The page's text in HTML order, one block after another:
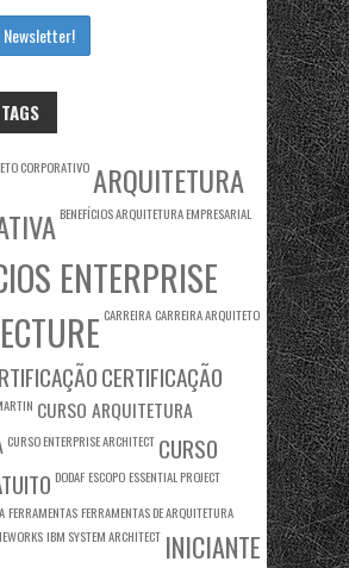
CORPORATIVOARQUITETURA
BENEFÍCIOS ARQUITETURA EMPRESARIAL
ENTERPRISE
CARREIRA CARREIRA ARQUITETO
CERTIFICAÇÃO
CURSO ARQUITETURA
CURSO ENTERPRISE ARCHITECT CURSO
DODAF ESCOPO ESSENTIAL PROJECT
FERRAMENTAS FERRAMENTAS DE ARQUITETURA
IBM SYSTEM ARCHITECT INICIANTE